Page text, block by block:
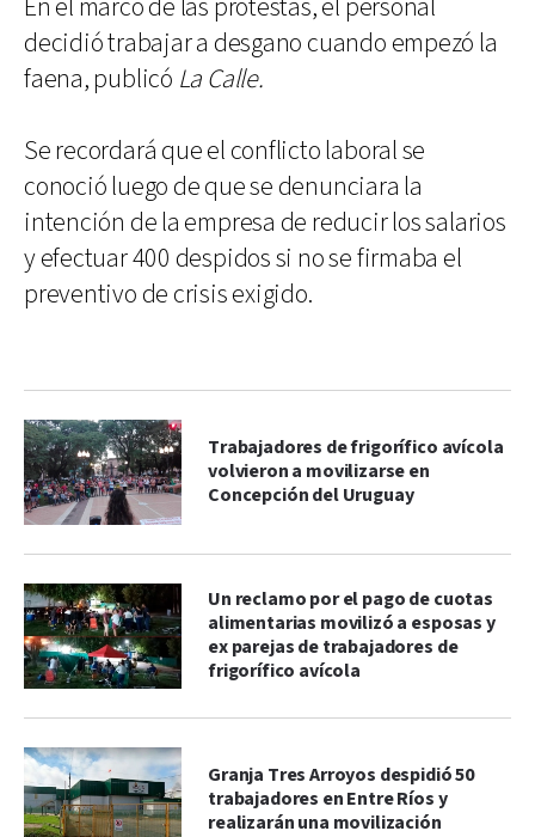
En el marco de las protestas, el personal
decidió trabajar a desgano cuando empezó la
faena, publicó La Calle.
Se recordará que el conflicto laboral se
conoció luego de que se denunciara la
intención de la empresa de reducir los salarios
y efectuar 400 despidos si no se firmaba el
preventivo de crisis exigido.
Trabajadores de frigorífico avícola
volvieron a movilizarse en
Concepción del Uruguay
Un reclamo por el pago de cuotas
alimentarias movilizó a esposas y
ex parejas de trabajadores de
frigorífico avícola
Granja Tres Arroyos despidió 50
trabajadores en Entre Ríos y
realizarán una movilización